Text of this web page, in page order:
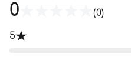
0 (0)
5